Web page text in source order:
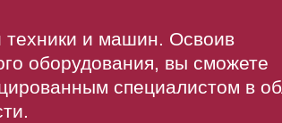
техники и машин. Освоив
оборудования, вы сможете
специалистом в